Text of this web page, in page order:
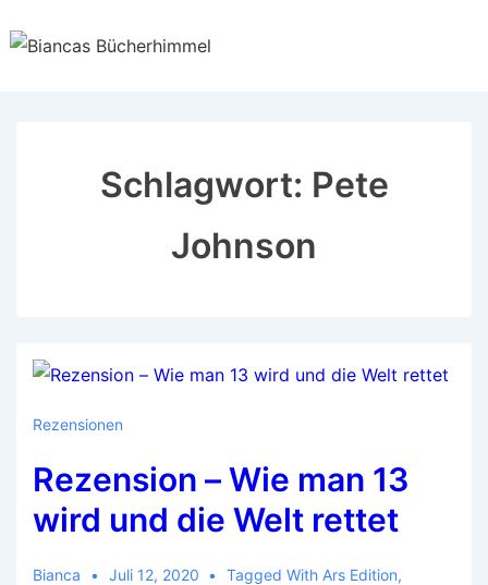
Zum
Schlagwort: Pete
Johnson
Rezensionen
Rezension – Wie man 13
wird und die Welt rettet
Bianca Juli 12, 2020 Tagged With Ars Edition,